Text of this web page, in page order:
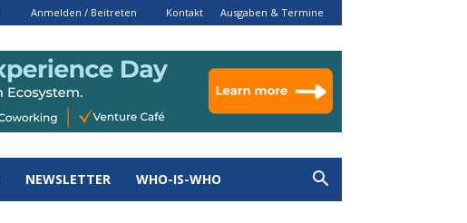
Anmelden / Beitreten Kontakt Ausgaben & Termine
NEWSLETTER WHO-IS-WHO